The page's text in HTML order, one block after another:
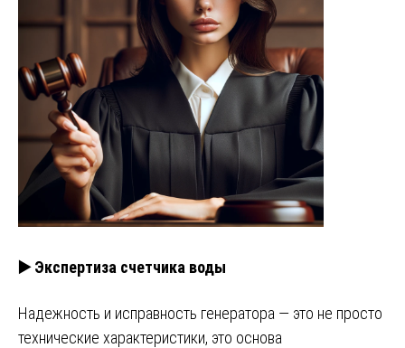
▶️ Экспертиза счетчика воды
Надежность и исправность генератора — это не просто
технические характеристики, это основа